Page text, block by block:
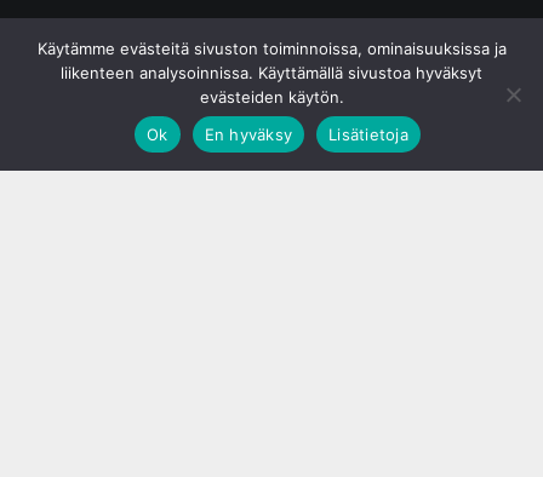
Käytämme evästeitä sivuston toiminnoissa, ominaisuuksissa ja
liikenteen analysoinnissa. Käyttämällä sivustoa hyväksyt
evästeiden käytön.
Ok
En hyväksy Lisätietoja